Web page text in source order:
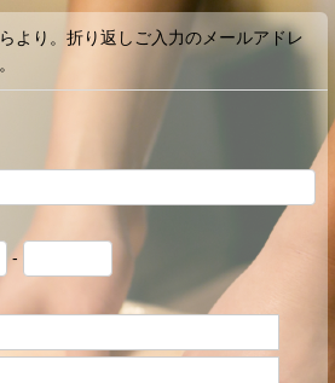
より。折り返しご入力のメールアドレ
-